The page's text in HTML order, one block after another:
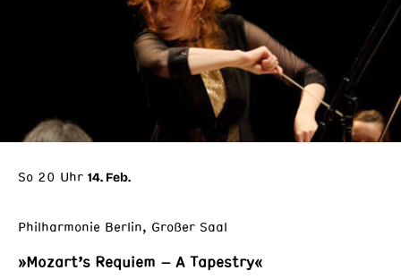
So 20 Uhr 14. Feb.
Philharmonie Berlin, Großer Saal
»Mozart’s Requiem – A Tapestry«